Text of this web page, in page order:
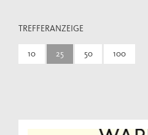
TREFFERANZEIGE
10 25 50 100